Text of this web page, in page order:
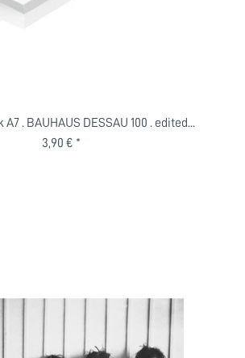
. BAUHAUS DESSAU 100 . edited...
3,90 € *